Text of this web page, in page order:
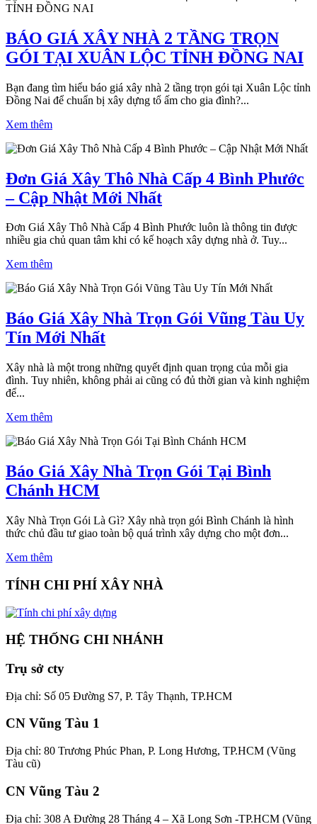
BÁO GIÁ XÂY NHÀ 2 TẦNG TRỌN
GÓI TẠI XUÂN LỘC TỈNH ĐỒNG NAI
Bạn đang tìm hiểu báo giá xây nhà 2 tầng trọn gói tại Xuân Lộc tỉnh
Đồng Nai để chuẩn bị xây dựng tổ ấm cho gia đình?...
Xem thêm
Đơn Giá Xây Thô Nhà Cấp 4 Bình Phước
– Cập Nhật Mới Nhất
Đơn Giá Xây Thô Nhà Cấp 4 Bình Phước luôn là thông tin được
nhiều gia chủ quan tâm khi có kế hoạch xây dựng nhà ở. Tuy...
Xem thêm
Báo Giá Xây Nhà Trọn Gói Vũng Tàu Uy
Tín Mới Nhất
Xây nhà là một trong những quyết định quan trọng của mỗi gia
đình. Tuy nhiên, không phải ai cũng có đủ thời gian và kinh nghiệm
để...
Xem thêm
Báo Giá Xây Nhà Trọn Gói Tại Bình
Chánh HCM
Xây Nhà Trọn Gói Là Gì? Xây nhà trọn gói Bình Chánh là hình
thức chủ đầu tư giao toàn bộ quá trình xây dựng cho một đơn...
Xem thêm
TÍNH CHI PHÍ XÂY NHÀ
HỆ THỐNG CHI NHÁNH
Trụ sở cty
Địa chỉ: Số 05 Đường S7, P. Tây Thạnh, TP.HCM
CN Vũng Tàu 1
Địa chỉ: 80 Trương Phúc Phan, P. Long Hương, TP.HCM (Vũng
Tàu cũ)
CN Vũng Tàu 2
Địa chỉ: 308 A Đường 28 Tháng 4 – Xã Long Sơn -TP.HCM (Vũng